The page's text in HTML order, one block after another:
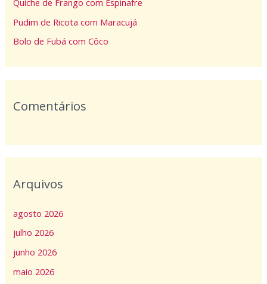
r
p
o
Pudim de Ricota com Maracujá
Bolo de Fubá com Côco
Comentários
Arquivos
agosto 2026
julho 2026
junho 2026
maio 2026